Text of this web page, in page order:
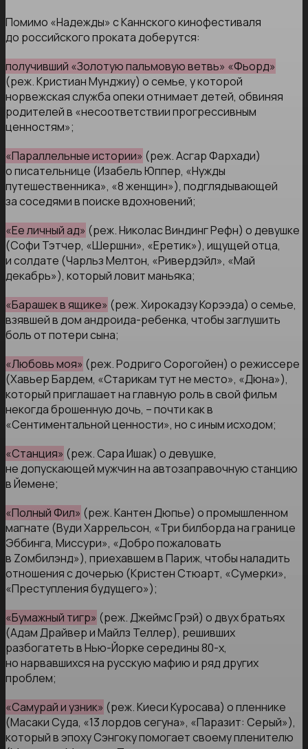
Помимо «Надежды» с Каннского кинофестиваля
до российского проката доберутся:
получивший «Золотую пальмовую ветвь» «Фьорд»
(реж. Кристиан Мунджиу) о семье, у которой
норвежская служба опеки отнимает детей, обвиняя
родителей в «несоответствии прогрессивным
ценностям»;
«Параллельные истории» (реж. Асгар Фархади)
о писательнице (Изабель Юппер, «Нужды
путешественника», «8 женщин»), подглядывающей
за соседями в поиске вдохновений;
«Ее личный ад» (реж. Николас Виндинг Рефн) о девушке
(Софи Тэтчер, «Шершни», «Еретик»), ищущей отца,
и солдате (Чарльз Мелтон, «Ривердэйл», «Май
декабрь»), который ловит маньяка;
«Барашек в ящике» (реж. Хирокадзу Корээда) о семье,
взявшей в дом андроида-ребенка, чтобы заглушить
боль от потери сына;
«Любовь моя» (реж. Родриго Сорогойен) о режиссере
(Хавьер Бардем, «Старикам тут не место», «Дюна»),
который приглашает на главную роль в свой фильм
некогда брошенную дочь, – почти как в
«Сентиментальной ценности», но с иным исходом;
«Станция» (реж. Сара Ишак) о девушке,
не допускающей мужчин на автозаправочную станцию
в Йемене;
«Полный Фил» (реж. Кантен Дюпье) о промышленном
магнате (Вуди Харрельсон, «Три билборда на границе
Эббинга, Миссури», «Добро пожаловать
в Zомбилэнд»), приехавшем в Париж, чтобы наладить
отношения с дочерью (Кристен Стюарт, «Сумерки»,
«Преступления будущего»);
«Бумажный тигр» (реж. Джеймс Грэй) о двух братьях
(Адам Драйвер и Майлз Теллер), решивших
разбогатеть в Нью-Йорке середины 80-х,
но нарвавшихся на русскую мафию и ряд других
проблем;
«Самурай и узник» (реж. Киеси Куросава) о пленнике
(Масаки Суда, «13 лордов сегуна», «Паразит: Серый»),
который в эпоху Сэнгоку помогает своему пленителю